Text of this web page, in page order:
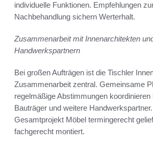
individuelle Funktionen. Empfehlungen
Nachbehandlung sichern Werterhalt.
Zusammenarbeit mit Innenarchitekten
Handwerkspartnern
Bei großen Aufträgen ist die Tischler
Zusammenarbeit zentral. Gemeinsame
regelmäßige Abstimmungen koordinieren
Bauträger und weitere
Gesamtprojekt Möbel termingerecht
fachgerecht montiert.